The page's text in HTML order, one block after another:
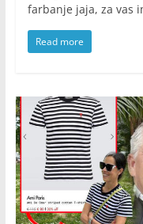
farbanje jaja, za vas
Read more